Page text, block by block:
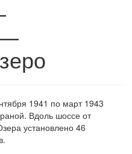
—
1941 по март 1943
Вдоль шоссе от
установлено 46